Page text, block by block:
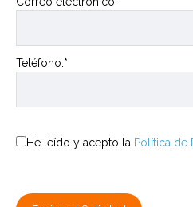
Teléfono:*
He leído y acepto la Política de